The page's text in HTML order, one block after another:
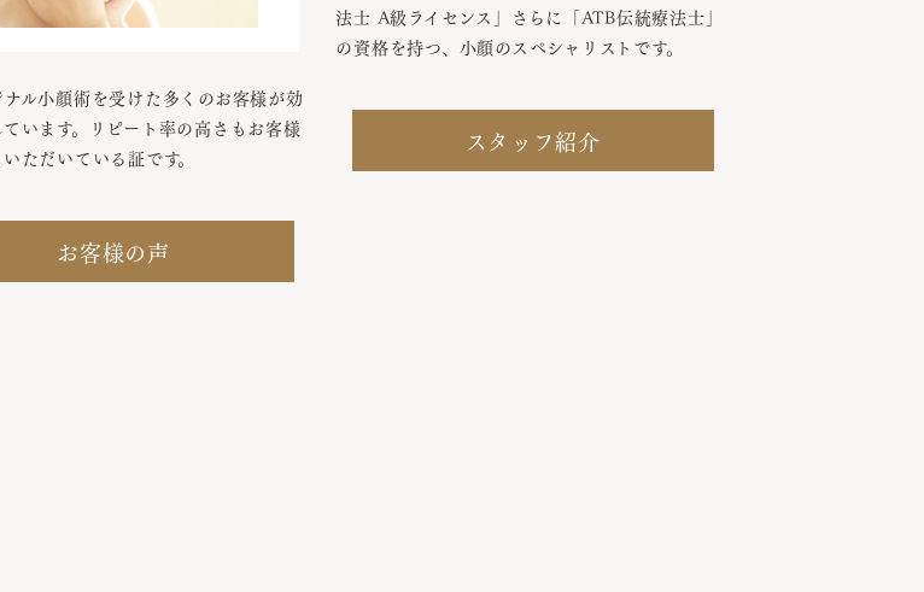
ル小顔術を受けた多くのお客様が効
います。リピート率の高さもお客様
ただいている証です。
お客様の声
法士 A級ライセンス」さらに「ATB伝統療法士」
の資格を持つ、小顔のスペシャリストです。
スタッフ紹介